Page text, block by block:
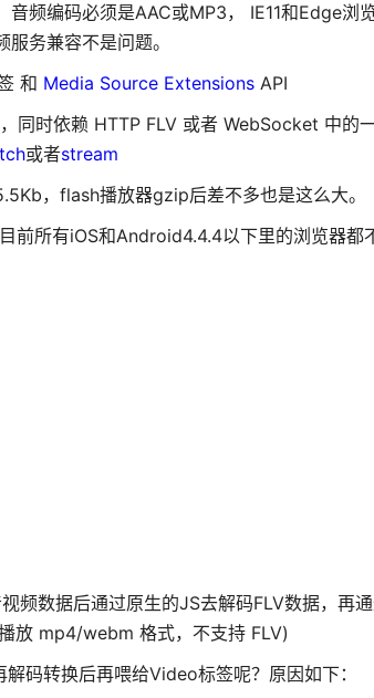
频编码必须是AAC或MP3， IE11和Edge浏
务兼容不是问题。
和 Media Source ExtensionsAPI
同时依赖 HTTP FLV 或者 WebSocket 中的
或者stream
，flash播放器gzip后差不多也是这么大。
前所有iOS和Android4.4.4以下里的浏览器都
频数据后通过原生的JS去解码FLV数据，再
放 mp4/webm 格式，不支持 FLV)
码转换后再喂给Video标签呢？原因如下：